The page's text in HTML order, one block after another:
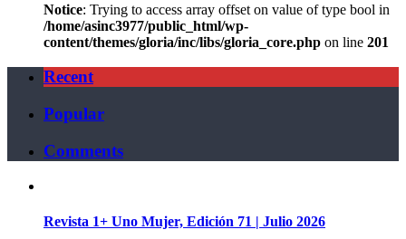
Notice: Trying to access array offset on value of type bool in
/home/asinc3977/public_html/wp-
content/themes/gloria/inc/libs/gloria_core.php on line 201
Recent
Popular
Comments
Revista 1+ Uno Mujer, Edición 71 | Julio 2026